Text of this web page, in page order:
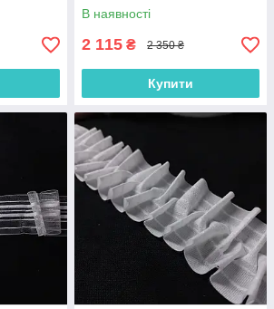
В наявності
2 115 ₴ 2 350 ₴
Купити